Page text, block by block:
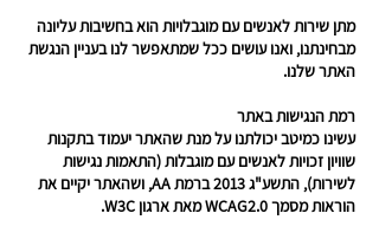
מתן שירות לאנשים עם מוגבלויות הוא בחשיבות עליונה
מבחינתנו, ואנו עושים ככל שמתאפשר לנו בעניין הנגשת
האתר שלנו.
רמת הנגישות באתר
עשינו כמיטב יכולתנו על מנת שהאתר יעמוד בתקנות
שוויון זכויות לאנשים עם מוגבלות (התאמות נגישות
לשירות), התשע"ג 2013 ברמת AA, ושהאתר יקיים את
הוראות מסמך WCAG2.0 מאת ארגון W3C.